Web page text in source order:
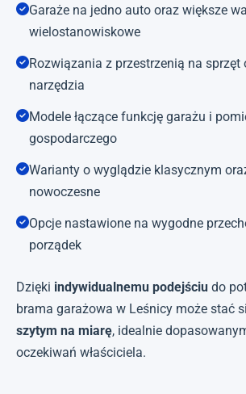
Garaże na jedno auto oraz większe
wielostanowiskowe
Rozwiązania z przestrzenią na sprzęt
narzędzia
Modele łączące funkcję garażu i
gospodarczego
Warianty o wyglądzie klasycznym
nowoczesne
Opcje nastawione na wygodne
porządek
Dzięki indywidualnemu podejściu do
brama garażowa w Leśnicy może stać
szytym na miarę, idealnie
oczekiwań właściciela.